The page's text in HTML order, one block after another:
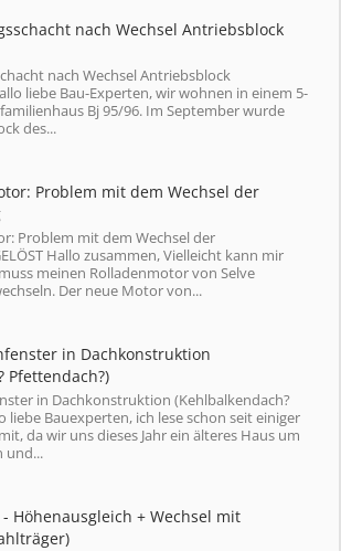
nach Wechsel Antriebsblock
nach Wechsel Antriebsblock
liebe Bau-Experten, wir wohnen in einem 5-
Bj 95/96. Im September wurde
des...
Problem mit dem Wechsel der
Problem mit dem Wechsel der
Hallo zusammen, Vielleicht kann mir
meinen Rolladenmotor von Selve
Der neue Motor von...
in Dachkonstruktion
Pfettendach?)
in Dachkonstruktion (Kehlbalkendach?
liebe Bauexperten, ich lese schon seit einiger
da wir uns dieses Jahr ein älteres Haus um
und...
Höhenausgleich + Wechsel mit